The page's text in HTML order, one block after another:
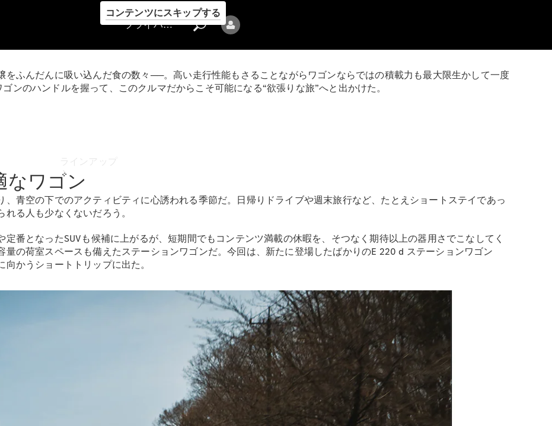
コンテンツにスキップする
Mercedes-Benz
New models
プライバシーポリシー
をふんだんに吸い込んだ食の数々──。高い走行性能もさることながらワゴンならではの積載力も最大限生かして一度
ンのハンドルを握って、このクルマだからこそ可能になる“欲張りな旅”へと出かけた。
なワゴン
青空の下でのアクティビティに心誘われる季節だ。日帰りドライブや週末旅行など、たとえショートステイであっ
る人も少なくないだろう。
番となったSUVも候補に上がるが、短期間でもコンテンツ満載の休暇を、そつなく期待以上の器用さでこなしてく
の荷室スペースも備えたステーションワゴンだ。今回は、新たに登場したばかりのE 220 d ステーションワゴン
かうショートトリップに出た。